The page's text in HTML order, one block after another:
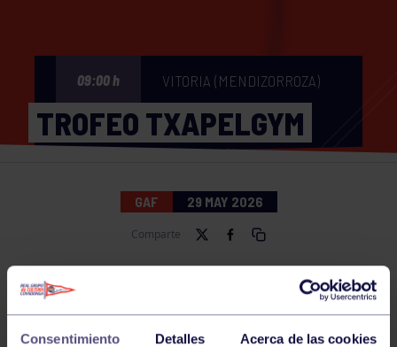
Consentimiento Detalles Acerca de las cookies
09:00 h VITORIA (MENDIZORROZA)
TROFEO TXAPELGYM
GAF 29 MAY 2026
Comparte
NOTICIAS RELACIONADAS